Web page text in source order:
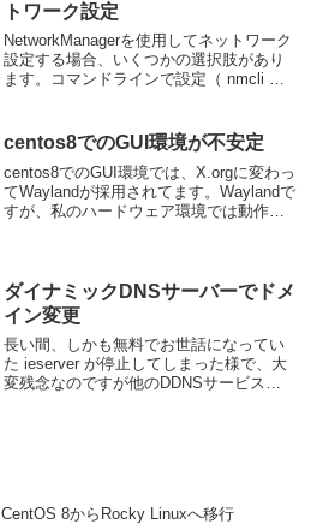
トワーク設定
NetworkManagerを使用してネットワーク
設定する場合、いくつかの選択肢があり
ます。コマンドラインで設定（ nmcli ）
centos8でのGUI環境が不安定
centos8でのGUI環境では、X.orgに変わっ
てWaylandが採用されてます。Waylandで
すが、私のハードウェア環境では動作が
ダイナミックDNSサーバーでドメ
イン変更
長い間、しかも無料でお世話になってい
た ieserver が停止してしまった様で、大
変残念なのですが他のDDNSサービスに
CentOS 8からRocky Linuxへ移行